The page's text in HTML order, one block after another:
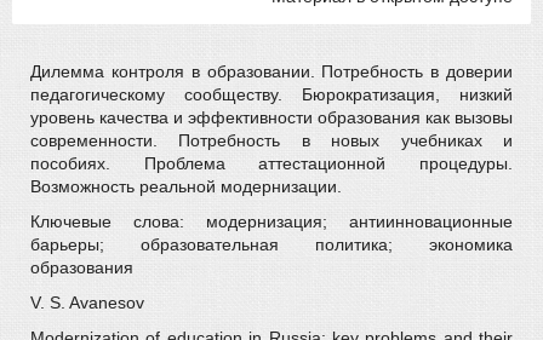
Дилемма контроля в образовании. Потребность в доверии
педагогическому сообществу. Бюрократизация, низкий
уровень качества и эффективности образования как вызовы
современности. Потребность в новых учебниках и
пособиях. Проблема аттестационной процедуры.
Возможность реальной модернизации.
Ключевые слова: модернизация; антиинновационные
барьеры; образовательная политика; экономика
образования
V. S. Avanesov